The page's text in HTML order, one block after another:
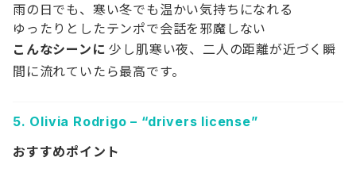
雨の日でも、寒い冬でも温かい気持ちになれる
ゆったりとしたテンポで会話を邪魔しない
こんなシーンに 少し肌寒い夜、二人の距離が近づく瞬
間に流れていたら最高です。
5. Olivia Rodrigo – “drivers license”
おすすめポイント